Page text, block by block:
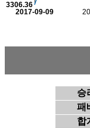
2017-09-09
3306.36
승
패
합